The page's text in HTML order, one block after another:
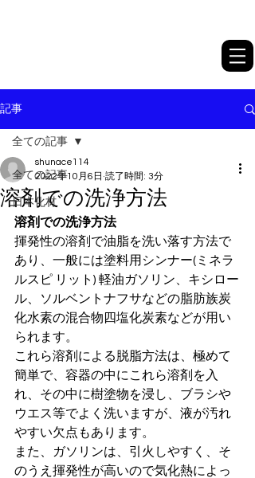
記事
全ての記事
日本化材
全ての記事
溶剤での洗浄方法
shunace114
2022年10月6日 読了時間: 3分
溶剤での洗浄方法
揮発性の溶剤で油脂を洗い落す方法で
あり、一般には塗料用シンナー(ミネラ
ルスピ リット) 軽油ガソリン、キシロー
ル、ソルベントナフサなどの脂肪族炭
化水素の混合物四塩化炭素などが用い
られます。
これら溶剤による脱脂方法は、極めて
簡単で、容器の中にこれら溶剤を入
れ、その中に樹塗物を浸し、ブラシや
ウエス等でよく洗いますが、液が汚れ
やすい欠点もあります。
また、ガソリンは、引火しやすく、そ
のうえ揮発性が高いので気化熱によっ